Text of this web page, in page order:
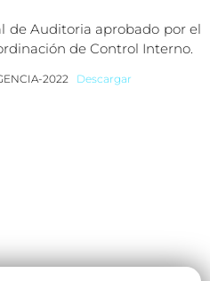
de Auditoria aprobado por el
de Control Interno.
2022 Descargar